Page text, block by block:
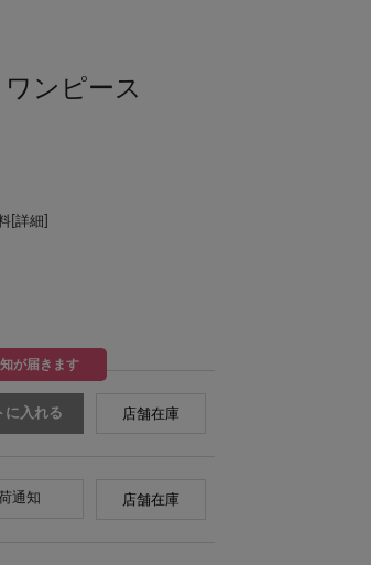
ンピース
[ 詳細
が届きます
に入れる 店舗在庫
通知 店舗在庫